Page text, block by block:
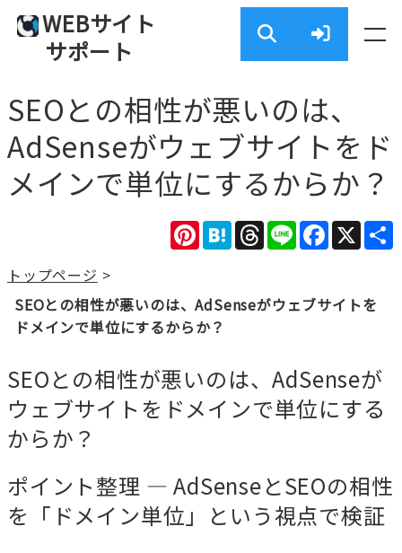
WEBサイト
サポート
SEOとの相性が悪いのは、
AdSenseがウェブサイトをド
メインで単位にするからか？
X
Facebook
Line
Threads
Hatena
Pinterest
トップページ >
SEOとの相性が悪いのは、AdSenseがウェブサイトを
ドメインで単位にするからか？
SEOとの相性が悪いのは、AdSenseが
ウェブサイトをドメインで単位にする
からか？
ポイント整理 — AdSenseとSEOの相性
を「ドメイン単位」という視点で検証